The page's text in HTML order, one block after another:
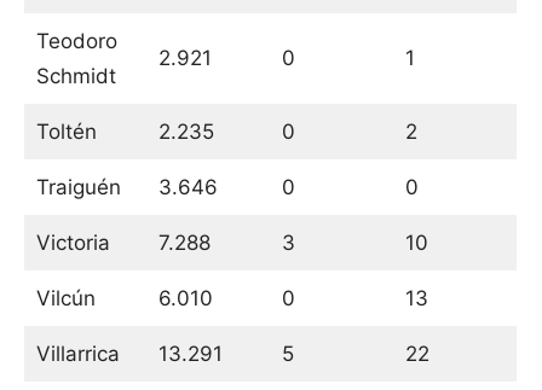
Teodoro
Schmidt
2.921 0 1
Toltén 2.235 0 2
Traiguén 3.646 0 0
Victoria 7.288 3 10
Vilcún 6.010 0 13
Villarrica 13.291 5 22